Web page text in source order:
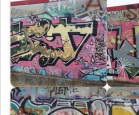
Immagine Immagine